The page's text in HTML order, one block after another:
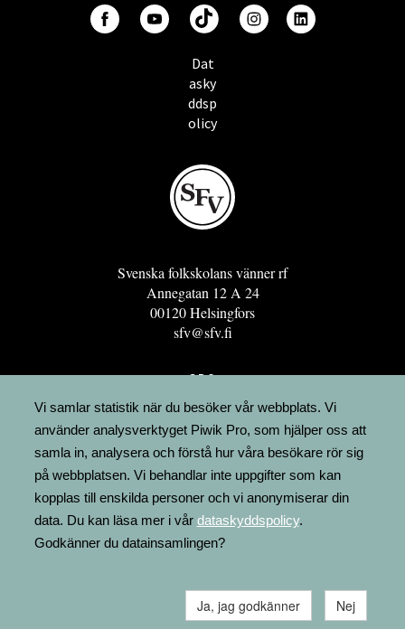
Dat
asky
ddsp
olicy
Svenska folkskolans vänner rf
Annegatan 12 A 24
00120 Helsingfors
sfv@sfv.fi
GRO
FÖRENINGSRESURSEN
MINNESRUNOR.FI
UPPSLAGSVERKET FINLAND
LÄGENHETER
FAKTURERING
Vi samlar statistik när du besöker vår webbplats. Vi
använder analysverktyget Piwik Pro, som hjälper oss att
samla in, analysera och förstå hur våra besökare rör sig
på webbplatsen. Vi behandlar inte uppgifter som kan
kopplas till enskilda personer och vi anonymiserar din
data. Du kan läsa mer i vår dataskyddspolicy.
Godkänner du datainsamlingen?
Ja, jag godkänner Nej